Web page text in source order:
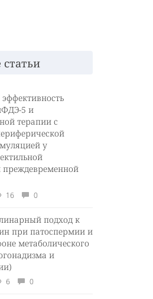
5 и
терапии с
у
преждевременной
16 0
подход к
при патоспермии и
метаболического
и
6 0